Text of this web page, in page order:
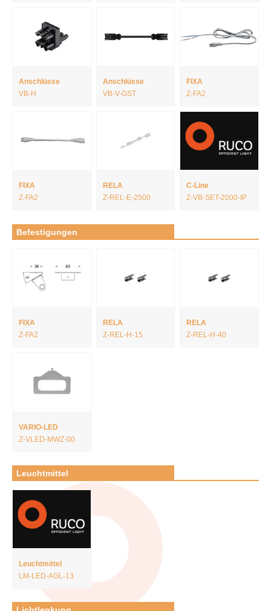
Anschlüsse
VB-H
Anschlüsse
VB-V-GST
FIXA
Z-FA2
FIXA
Z-FA2
RELA
Z-REL-E-2500
C-Line
Z-VB-SET-2000-IP
Befestigungen
FIXA
Z-FA2
RELA
Z-REL-H-15
RELA
Z-REL-H-40
VARIO-LED
Z-VLED-MWZ-00
Leuchtmittel
Leuchtmittel
LM-LED-AGL-13